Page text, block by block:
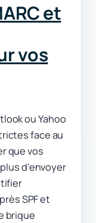
et
vos
ou Yahoo
face au
que vos
d’envoyer
SPF et
brique